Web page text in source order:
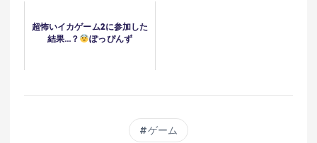
超怖いイカゲーム2に参加した
結果…？
ぽっぴんず
ゲーム